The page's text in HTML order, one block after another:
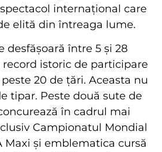
internațional care
elită din întreaga lume.
desfășoară între 5 și 28
istoric de participare
20 de țări. Aceasta nu
tipar. Peste două sute de
în cadrul mai
Campionatul Mondial
Maxi și emblematica cursă